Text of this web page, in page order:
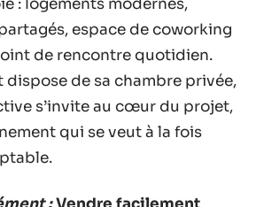
: logements modernes,
espace de coworking
de rencontre quotidien.
dispose de sa chambre privée,
s’invite au cœur du projet,
qui se veut à la fois